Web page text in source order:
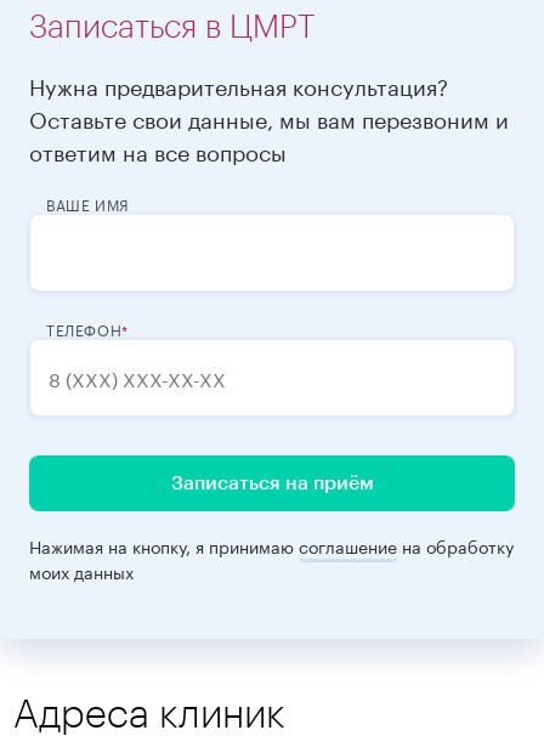
Записаться в ЦМРТ
Нужна предварительная консультация?
Оставьте свои данные, мы вам перезвоним и
ответим на все вопросы
ВАШЕ ИМЯ
ТЕЛЕФОН
Записаться на приём
Нажимая на кнопку, я принимаюсоглашение на обработку
моих данных
Адреса клиник